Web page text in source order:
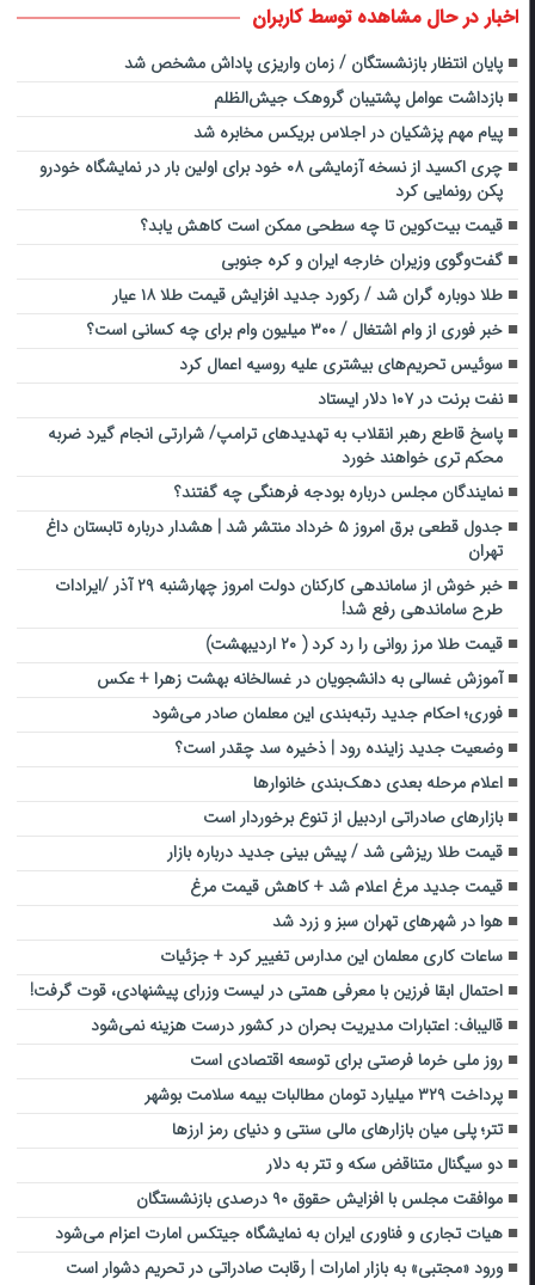
اخبار در حال مشاهده توسط کاربران
پایان انتظار بازنشستگان / زمان واریزی پاداش مشخص شد
بازداشت عوامل پشتیبان گروهک جیش‌الظلم
پیام مهم پزشکیان در اجلاس بریکس مخابره شد
چری اکسید از نسخه آزمایشی ۰۸ خود برای اولین بار در نمایشگاه خودرو
پکن رونمایی کرد
قیمت بیت‌کوین تا چه سطحی ممکن است کاهش یابد؟
گفت‌وگوی وزیران خارجه ایران و کره جنوبی
طلا دوباره گران شد / رکورد جدید افزایش قیمت طلا ۱۸ عیار
خبر فوری از وام اشتغال / ۳۰۰ میلیون وام برای چه کسانی است؟
سوئیس تحریم‌های بیشتری علیه روسیه اعمال کرد
نفت برنت در ۱۰۷ دلار ایستاد
پاسخ قاطع رهبر انقلاب به تهدید‌های ترامپ/ شرارتی انجام گیرد ضربه
محکم تری خواهند خورد
نمایندگان مجلس درباره بودجه فرهنگی چه گفتند؟
جدول قطعی برق امروز ۵ خرداد منتشر شد | هشدار درباره تابستان داغ
تهران
خبر خوش از ساماندهی کارکنان دولت امروز چهارشنبه ۲۹ آذر /ایرادات
طرح ساماندهی رفع شد!
قیمت طلا مرز روانی را رد کرد ( ۲۰ اردیبهشت)
آموزش غسالی به دانشجویان در غسالخانه بهشت زهرا + عکس
فوری؛ احکام جدید رتبه‌بندی این معلمان صادر می‌شود
وضعیت جدید زاینده رود | ذخیره سد چقدر است؟
اعلام مرحله بعدی دهک‌بندی خانوار‌ها
بازارهای صادراتی اردبیل از تنوع برخوردار است
قیمت طلا ریزشی شد / پیش بینی جدید درباره بازار
قیمت جدید مرغ اعلام شد + کاهش قیمت مرغ
هوا در شهرهای تهران سبز و زرد شد
ساعات کاری معلمان این مدارس تغییر کرد + جزئیات
احتمال ابقا فرزین با معرفی همتی در لیست وزرای پیشنهادی، قوت گرفت!
قالیباف: اعتبارات مدیریت بحران در کشور درست هزینه نمی‌شود
روز ملی خرما فرصتی برای توسعه اقتصادی است
پرداخت ۳۲۹ میلیارد تومان مطالبات بیمه سلامت بوشهر
تتر؛ پلی میان بازارهای مالی سنتی و دنیای رمز ارزها
دو سیگنال متناقض سکه و تتر به دلار
موافقت مجلس با افزایش حقوق ۹۰ درصدی بازنشستگان
هیات تجاری و فناوری ایران به نمایشگاه جیتکس امارت اعزام می‌شود
ورود «مجتبی» به بازار امارات | رقابت صادراتی در تحریم دشوار است